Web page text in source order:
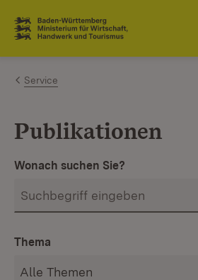
Zum Inhalt springen
Link zur Startseite
Service
Publikationen
Wonach suchen Sie?
Thema